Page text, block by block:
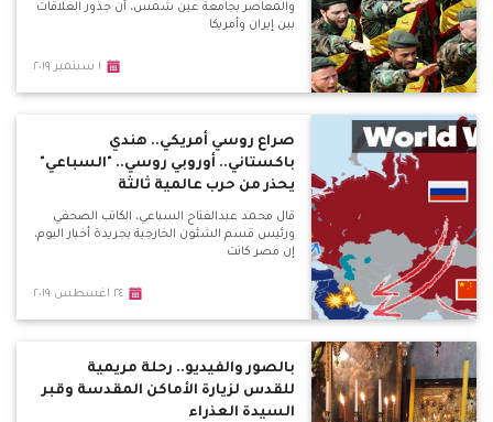
والمعاصر بجامعة عين شمس، أن جذور العلاقات
بين إيران وأمريكا
١ سبتمبر ٢٠١٩
صراع روسي أمريكي.. هندي
باكستاني.. أوروبي روسي.. "السباعي"
يحذر من حرب عالمية ثالثة
قال محمد عبدالفتاح السباعي، الكاتب الصحفي
ورئيس قسم الشئون الخارجية بجريدة أخبار اليوم،
إن مصر كانت
٢٤ اغسطس ٢٠١٩
بالصور والفيديو.. رحلة مريمية
للقدس لزيارة الأماكن المقدسة وقبر
السيدة العذراء